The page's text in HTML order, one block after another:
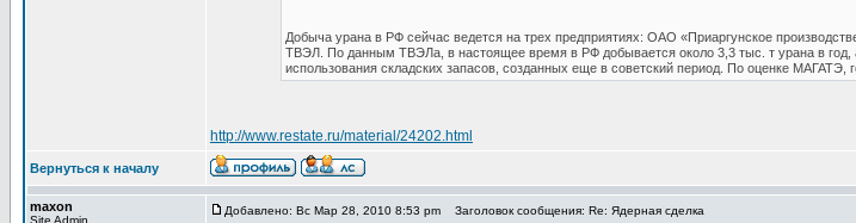
Добыча урана в РФ сейчас ведется на трех предприятиях: ОАО «Приаргунское
ТВЭЛ. По данным ТВЭЛа, в настоящее время в РФ добывается около 3,3 тыс. т урана в
использования складских запасов, созданных еще в советский период. По оценке МАГАТЭ,
http://www.restate.ru/material/24202.html
Вернуться к началу
maxon
Site Admin
Добавлено: Вс Мар 28, 2010 8:53 pm Заголовок сообщения: Re: Ядерная сделка